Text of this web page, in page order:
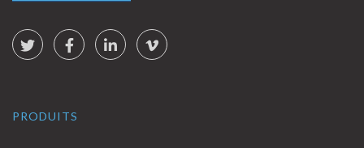
Social Links
TwitterFacebookLinkedInvimeo
PRODUITS